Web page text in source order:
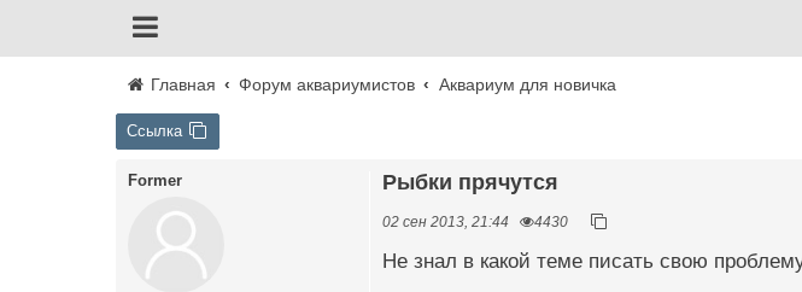
Главная Форум аквариумистов Аквариум для новичка
Ссылка
Former Рыбки прячутся
02 сен 2013, 21:44 4430
Не знал в какой теме писать свою